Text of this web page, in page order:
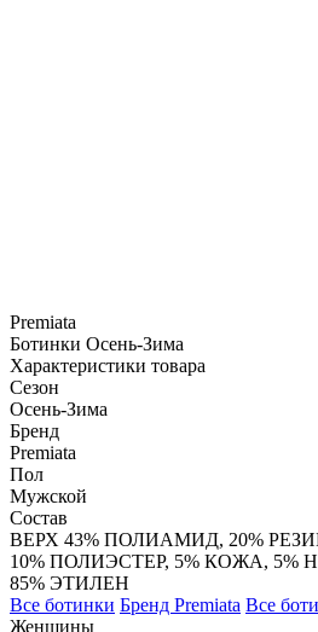
Premiata
Ботинки Осень-Зима
Характеристики товара
Сезон
Осень-Зима
Бренд
Premiata
Пол
Мужской
Состав
ВЕРХ 43% ПОЛИАМИД, 20%
10% ПОЛИЭСТЕР, 5% КОЖА,
85% ЭТИЛЕН
Все ботинки Бренд Premiata Все
Женщины